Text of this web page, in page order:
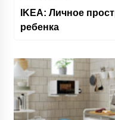
IKEA: Личное
ребенка